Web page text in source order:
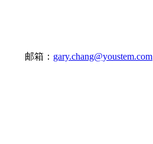
邮箱： gary.chang@youstem.com